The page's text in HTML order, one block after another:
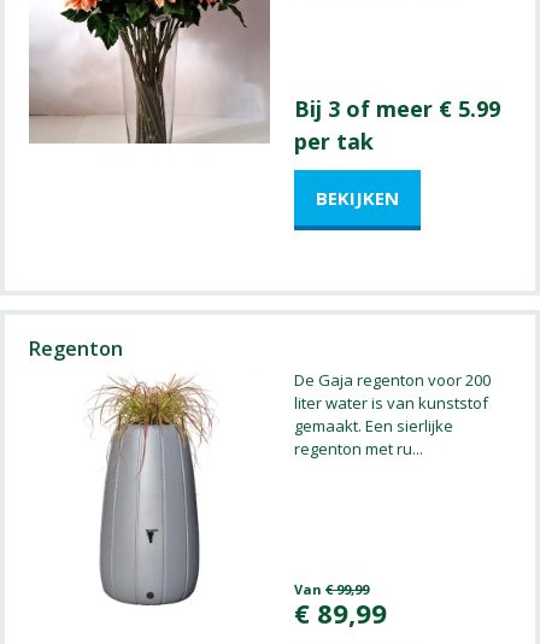
Bij 3 of meer € 5.99
per tak
Regenton
De Gaja regenton voor 200
liter water is van kunststof
gemaakt. Een sierlijke
regenton met ru...
Van € 99,99
€ 89,99